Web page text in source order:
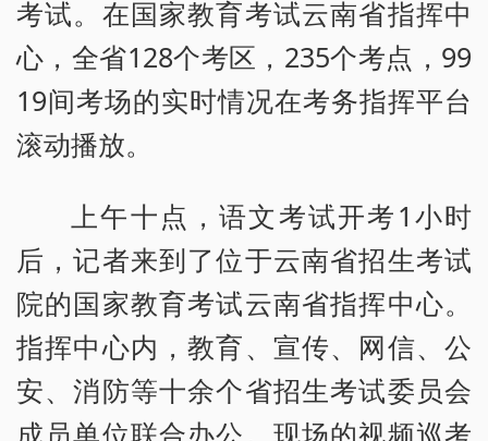
考试。在国家教育考试云南省指挥中
心，全省128个考区，235个考点，99
19间考场的实时情况在考务指挥平台
滚动播放。
上午十点，语文考试开考1小时
后，记者来到了位于云南省招生考试
院的国家教育考试云南省指挥中心。
指挥中心内，教育、宣传、网信、公
安、消防等十余个省招生考试委员会
成员单位联合办公。现场的视频巡考